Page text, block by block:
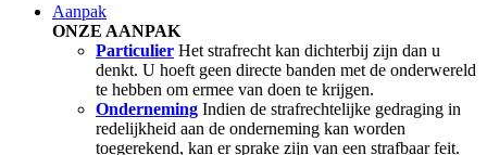
Aanpak
ONZE AANPAK
Particulier Het strafrecht kan dichterbij zijn dan u
denkt. U hoeft geen directe banden met de onderwereld
te hebben om ermee van doen te krijgen.
Onderneming Indien de strafrechtelijke gedraging in
redelijkheid aan de onderneming kan worden
toegerekend, kan er sprake zijn van een strafbaar feit.